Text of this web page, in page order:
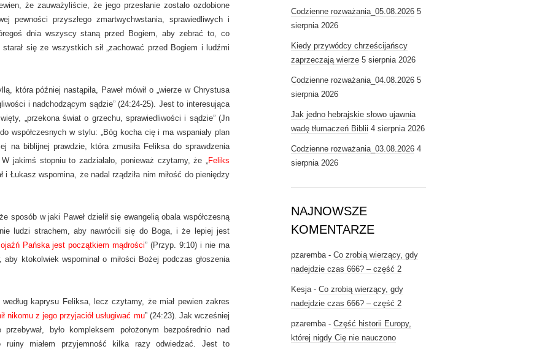
że zauważyliście, że jego przesłanie zostało ozdobione
pewności przyszłego zmartwychwstania, sprawiedliwych i
dnia wszyscy staną przed Bogiem, aby zebrać to, co
się ze wszystkich sił „zachować przed Bogiem i ludźmi
która później nastąpiła, Paweł mówił o „wierze w Chrystusa
i nadchodzącym sądzie” (24:24-25). Jest to interesująca
„przekona świat o grzechu, sprawiedliwości i sądzie” (Jn
współczesnych w stylu: „Bóg kocha cię i ma wspaniały plan
na biblijnej prawdzie, która zmusiła Feliksa do sprawdzenia
jakimś stopniu to zadziałało, ponieważ czytamy, że „Feliks
i Łukasz wspomina, że nadal rządziła nim miłość do pieniędzy
sposób w jaki Paweł dzielił się ewangelią obala współczesną
ludzi strachem, aby nawrócili się do Boga, i że lepiej jest
Pańska jest początkiem mądrości” (Przyp. 9:10) i nie ma
ktokolwiek wspominał o miłości Bożej podczas głoszenia
kaprysu Feliksa, lecz czytamy, że miał pewien zakres
nikomu z jego przyjaciół usługiwać mu” (24:23). Jak wcześniej
było kompleksem położonym bezpośrednio nad
ruiny miałem przyjemność kilka razy odwiedzać. Jest to
Codzienne rozważania_05.08.2026 5
sierpnia 2026
Kiedy przywódcy chrześcijańscy
zaprzeczają wierze 5 sierpnia 2026
Codzienne rozważania_04.08.2026 5
sierpnia 2026
Jak jedno hebrajskie słowo ujawnia
wadę tłumaczeń Biblii 4 sierpnia 2026
Codzienne rozważania_03.08.2026 4
sierpnia 2026
NAJNOWSZE
KOMENTARZE
pzaremba- Co zrobią wierzący, gdy
nadejdzie czas 666? – część 2
Kesja- Co zrobią wierzący, gdy
nadejdzie czas 666? – część 2
pzaremba- Część historii Europy,
której nigdy Cię nie nauczono